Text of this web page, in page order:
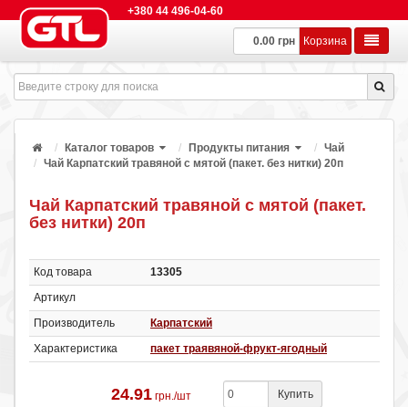
+380 44 496-04-60
0.00 грн Корзина
Каталог товаров Продукты питания
Чай
Чай Карпатский травяной с мятой (пакет. без нитки) 20п
Чай Карпатский травяной с мятой (пакет.
без нитки) 20п
Код товара
13305
Артикул
Производитель
Карпатский
Характеристика
пакет траявяной-фрукт-ягодный
24.91 грн./шт Купить